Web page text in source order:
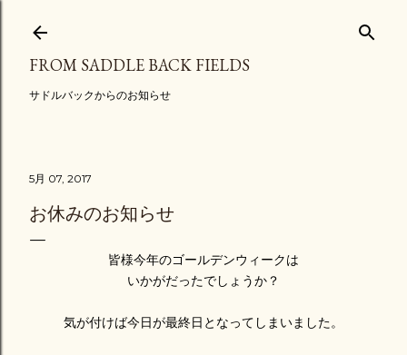
スキップしてメイン コンテンツに移動
FROM SADDLE BACK FIELDS
サドルバックからのお知らせ
5月 07, 2017
お休みのお知らせ
皆様今年のゴールデンウィークは
いかがだったでしょうか？
気が付けば今日が最終日となってしまいました。